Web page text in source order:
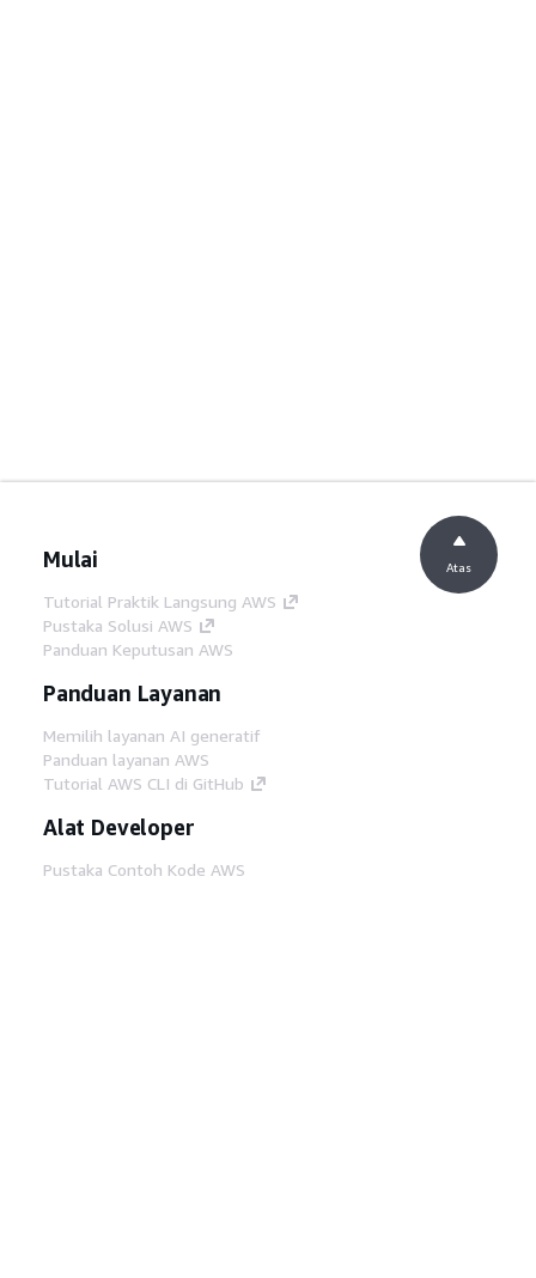
Mulai
Tutorial Praktik Langsung AWS
Pustaka Solusi AWS
Panduan Keputusan AWS
Panduan Layanan
Memilih layanan AI generatif
Panduan layanan AWS
Tutorial AWS CLI di GitHub
Alat Developer
Pustaka Contoh Kode AWS
Atas